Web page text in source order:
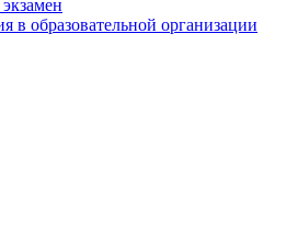
в образовательной организации